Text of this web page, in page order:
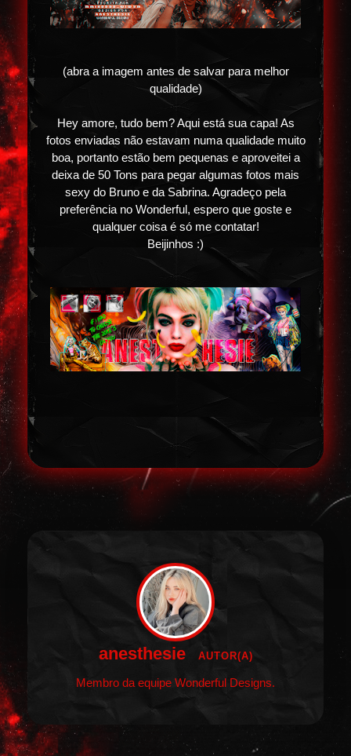
(abra a imagem antes de salvar para melhor
qualidade)
Hey amore, tudo bem? Aqui está sua capa! As
fotos enviadas não estavam numa qualidade muito
boa, portanto estão bem pequenas e aproveitei a
deixa de 50 Tons para pegar algumas fotos mais
sexy do Bruno e da Sabrina. Agradeço pela
preferência no Wonderful, espero que goste e
qualquer coisa é só me contatar!
Beijinhos :)
anesthesie AUTOR(A)
Membro da equipe Wonderful Designs.